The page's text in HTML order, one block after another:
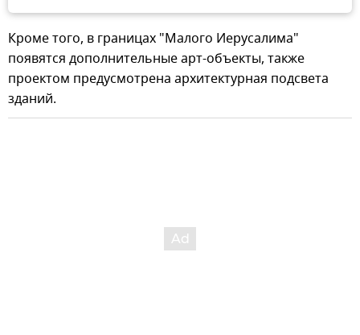
Кроме того, в границах "Малого Иерусалима"
появятся дополнительные арт-объекты, также
проектом предусмотрена архитектурная подсвета
зданий.